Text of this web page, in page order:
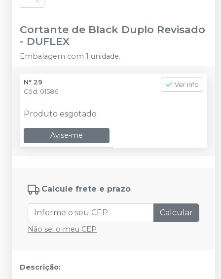
Cortante de Black Duplo Revisado
- DUFLEX
Embalagem com 1 unidade.
N° 29
Cód. 01586
Ver info
Produto esgotado
Avise-me
Calcule frete e prazo
Calcular
Não sei o meu CEP
Descrição: